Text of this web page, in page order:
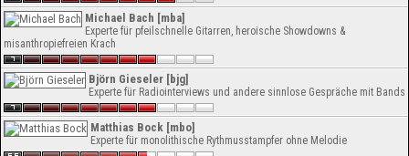
Michael Bach [mba]
Experte für pfeilschnelle Gitarren, heroische Showdowns &
misanthropiefreien Krach
Björn Gieseler [bjg]
Experte für Radiointerviews und andere sinnlose Gespräche mit Bands
Matthias Bock [mbo]
Experte für monolithische Rythmusstampfer ohne Melodie